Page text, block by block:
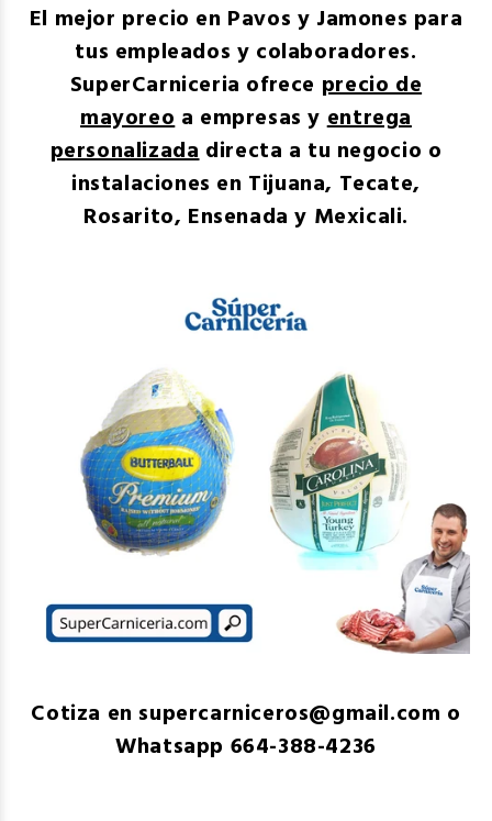
El mejor precio en Pavos y Jamones para
tus empleados y colaboradores.
SuperCarniceria ofrece precio de
mayoreoa empresas yentrega
personalizadadirecta a tu negocio o
instalaciones en Tijuana, Tecate,
Rosarito, Ensenada y Mexicali.
Cotiza en supercarniceros@gmail.com o
Whatsapp 664-388-4236